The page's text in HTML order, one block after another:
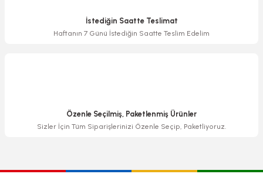
İstediğin Saatte Teslimat
Haftanın 7 Günü İstediğin Saatte Teslim Edelim
Özenle Seçilmiş, Paketlenmiş Ürünler
Sizler İçin Tüm Siparişlerinizi Özenle Seçip, Paketliyoruz.